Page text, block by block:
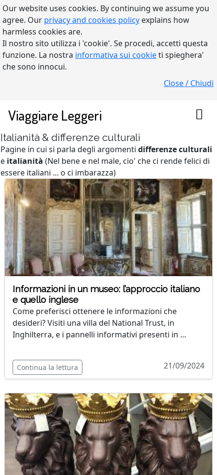
Our website uses cookies. By continuing we assume you
agree. Our privacy and cookies policy explains how
harmless cookies are.
Il nostro sito utilizza i 'cookie'. Se procedi, accetti questa
funzione. La nostra informativa sui cookieti spieghera'
che sono innocui.
Close / Chiudi
Viaggiare Leggeri
Italianità & differenze culturali
Pagine in cui si parla degli argomenti differenze culturali
e italianità (Nel bene e nel male, cio' che ci rende felici di
essere italiani ... o ci imbarazza)
Informazioni in un museo: l’approccio italiano
e quello inglese
Come preferisci ottenere le informazioni che
desideri? Visiti una villa del National Trust, in
Inghilterra, e i pannelli informativi presenti in ...
Continua la lettura 21/09/2024